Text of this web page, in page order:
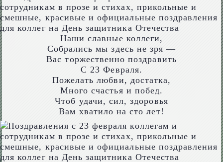
Наши славные коллеги,
Собрались мы здесь не зря —
Вас торжественно поздравить
С 23 Февраля.
Пожелать любви, достатка,
Много счастья и побед.
Чтоб удачи, сил, здоровья
Вам хватило на сто лет!